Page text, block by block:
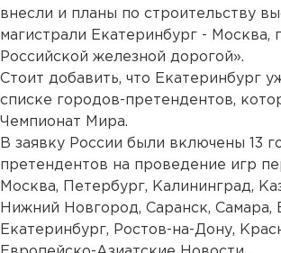
внесли и планы по строительству
магистрали Екатеринбург - Москва,
Российской железной дорогой».
Стоит добавить, что Екатеринбург
списке городов-претендентов,
Чемпионат Мира.
В заявку России были включены 13
претендентов на проведение игр
Москва, Петербург, Калининград,
Нижний Новгород, Саранск, Самара,
Екатеринбург, Ростов-на-Дону,